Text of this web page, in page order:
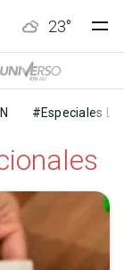
23°
#Especiales LN